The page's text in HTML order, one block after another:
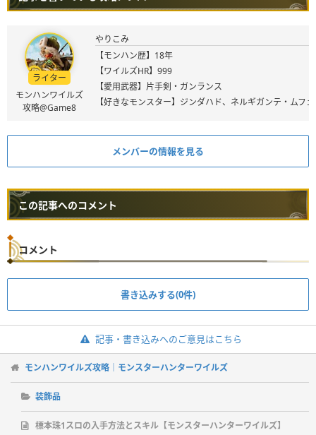
ライター
モンハンワイルズ
攻略@Game8
やりこみ
【モンハン歴】18年
【ワイルズHR】999
【愛用武器】片手剣・ガンランス
【好きなモンスター】ジンダハド、ネルギガンテ・ムフ
メンバーの情報を見る
この記事へのコメント
コメント
書き込みする(0件)
記事・書き込みへのご意見はこちら
モンハンワイルズ攻略｜モンスターハンターワイルズ
装飾品
標本珠1スロの入手方法とスキル【モンスターハンターワイルズ】